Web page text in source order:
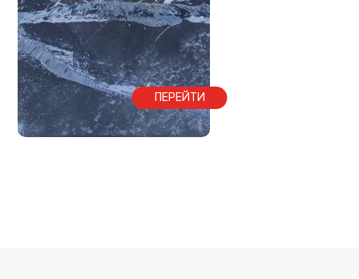
ПЕРЕЙТИ